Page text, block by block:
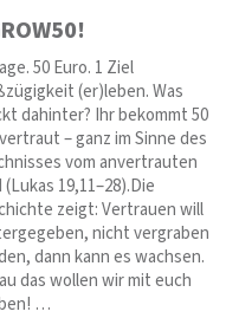
50 Euro. 1 Ziel
(er)leben. Was
dahinter? Ihr bekommt 50
– ganz im Sinne des
vom anvertrauten
(Lukas 19,11–28).Die
zeigt: Vertrauen will
nicht vergraben
dann kann es wachsen.
das wollen wir mit euch
…